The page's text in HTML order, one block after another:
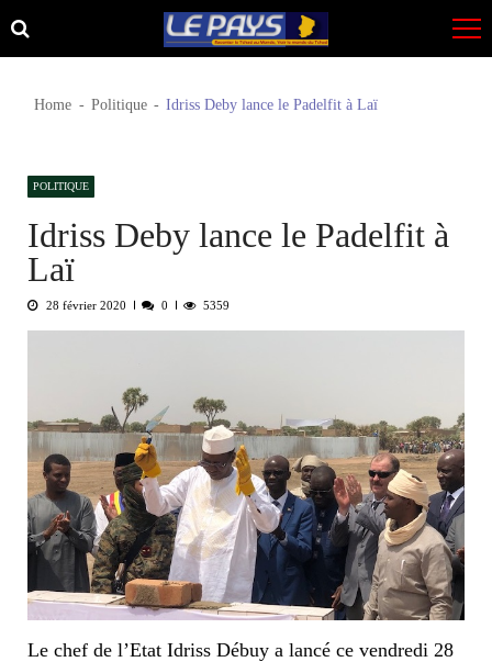
Skip
to
Skip
to
Home Politique Idriss Deby lance le Padelfit à Laï
POLITIQUE
Idriss Deby lance le Padelfit à
Laï
28 février 2020 0 5359
Le chef de l’Etat Idriss Débuy a lancé ce vendredi 28